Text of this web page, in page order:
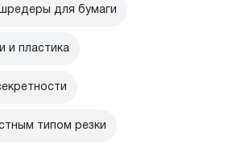
для бумаги
и пластика
типом резки